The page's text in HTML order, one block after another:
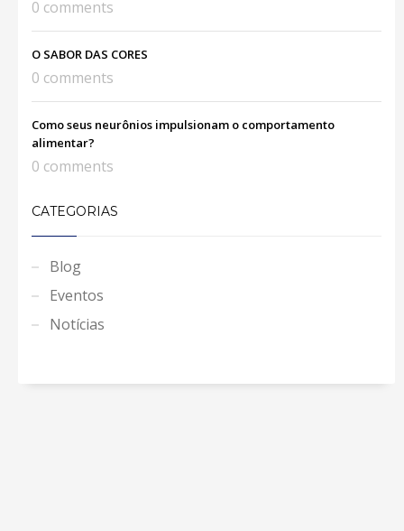
0 comments
O SABOR DAS CORES
0 comments
Como seus neurônios impulsionam o comportamento
alimentar?
0 comments
CATEGORIAS
Blog
Eventos
Notícias